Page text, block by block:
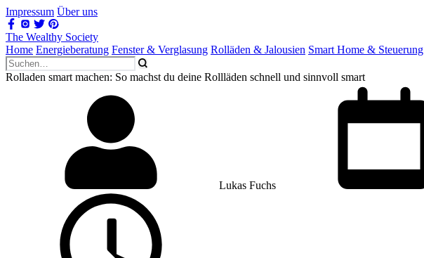
Impressum Über uns
The Wealthy Society
Home Energieberatung Fenster & Verglasung Rolläden & Jalousien Smart Home & Steuerung
Rolladen smart machen: So machst du deine Rollläden schnell und sinnvoll smart
Lukas Fuchs